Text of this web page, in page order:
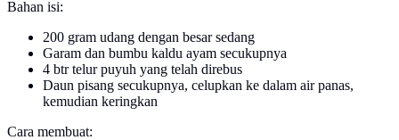
Bahan isi:
200 gram udang dengan besar sedang
Garam dan bumbu kaldu ayam secukupnya
4 btr telur puyuh yang telah direbus
Daun pisang secukupnya, celupkan ke dalam air panas,
kemudian keringkan
Cara membuat: